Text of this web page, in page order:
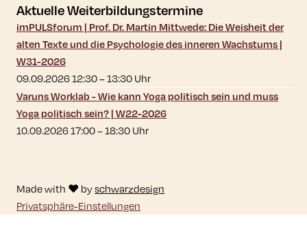
Aktuelle Weiterbildungstermine
imPULSforum | Prof. Dr. Martin Mittwede: Die Weisheit der
alten Texte und die Psychologie des inneren Wachstums |
W31-2026
09.09.2026 12:30–13:30Uhr
Varuns Worklab - Wie kann Yoga politisch sein und muss
Yoga politisch sein? | W22-2026
10.09.2026 17:00–18:30Uhr
Made with ♥ byschwarzdesign
Privatsphäre-Einstellungen